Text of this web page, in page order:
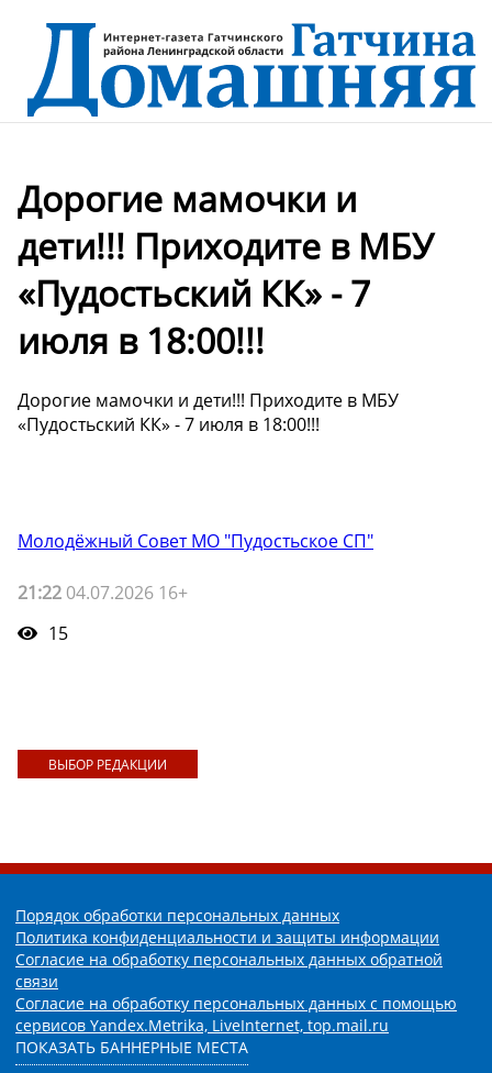
Дорогие мамочки и
дети!!! Приходите в МБУ
«Пудостьский КК» - 7
июля в 18:00!!!
Дорогие мамочки и дети!!! Приходите в МБУ
«Пудостьский КК» - 7 июля в 18:00!!!
Молодёжный Совет МО "Пудостьское СП"
21:22 04.07.2026 16+
15
ВЫБОР РЕДАКЦИИ
Порядок обработки персональных данных
Политика конфиденциальности и защиты информации
Согласие на обработку персональных данных обратной
связи
Согласие на обработку персональных данных с помощью
сервисов Yandex.Metrika, LiveInternet, top.mail.ru
ПОКАЗАТЬ БАННЕРНЫЕ МЕСТА